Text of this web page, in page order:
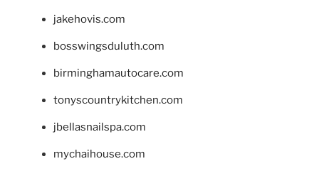
jakehovis.com
bosswingsduluth.com
birminghamautocare.com
tonyscountrykitchen.com
jbellasnailspa.com
mychaihouse.com